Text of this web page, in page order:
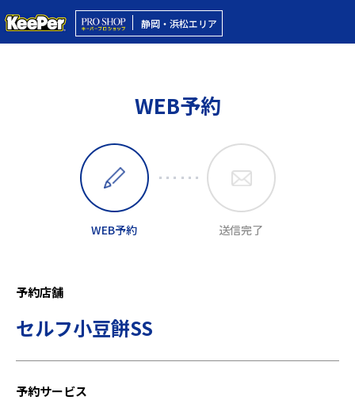
静岡・浜松エリア
WEB予約
WEB予約 送信完了
予約店舗
セルフ小豆餅SS
予約サービス